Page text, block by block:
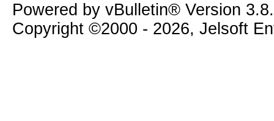
Powered by vBulletin® Version
Copyright ©2000 - 2026, Jelsoft